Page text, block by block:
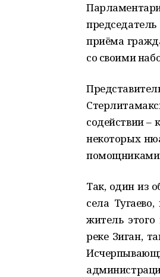
приёма
со своими
содействии –
некоторых
Так, один из
села
житель этого
реке Зиган,